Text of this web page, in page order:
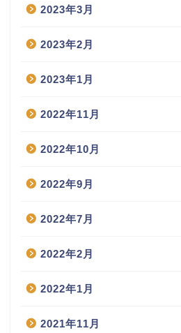
2023年3月
2023年2月
2023年1月
2022年11月
2022年10月
2022年9月
2022年7月
2022年2月
2022年1月
2021年11月